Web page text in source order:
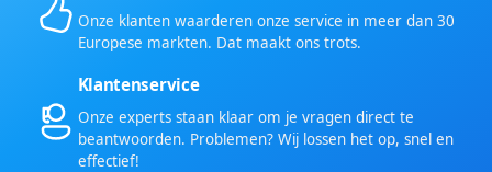
Onze klanten waarderen onze service in meer dan 30
Europese markten. Dat maakt ons trots.
Klantenservice
Onze experts staan klaar om je vragen direct te
beantwoorden. Problemen? Wij lossen het op, snel en
effectief!